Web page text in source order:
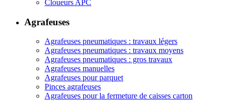
Cloueurs APC
Agrafeuses
Agrafeuses pneumatiques : travaux légers
Agrafeuses pneumatiques : travaux moyens
Agrafeuses pneumatiques : gros travaux
Agrafeuses manuelles
Agrafeuses pour parquet
Pinces agrafeuses
Agrafeuses pour la fermeture de caisses carton